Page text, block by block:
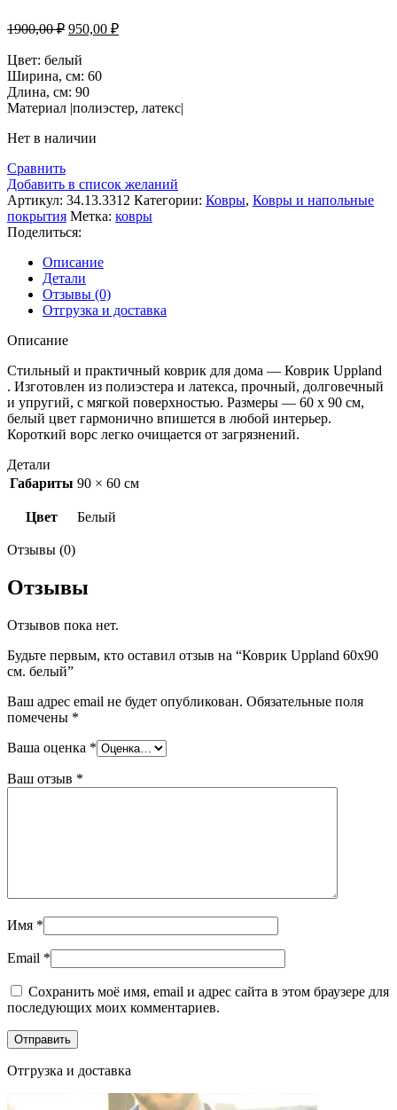
1900,00₽ Первоначальная
составляла
1900,00 ₽.
950,00 ₽Текущая
Цвет: белый
Ширина, см: 60
Длина, см: 90
Материал |полиэстер, латекс|
Нет в наличии
Сравнить
Добавить в список желаний
Артикул: 34.13.3312 Категории: Ковры, Ковры и напольные
покрытия Метка: ковры
Поделиться:
Описание
Детали
Отзывы (0)
Отгрузка и доставка
Описание
Стильный и практичный коврик для дома — Коврик Uppland
. Изготовлен из полиэстера и латекса, прочный, долговечный
и упругий, с мягкой поверхностью. Размеры — 60 х 90 см,
белый цвет гармонично впишется в любой интерьер.
Короткий ворс легко очищается от загрязнений.
Детали
Габариты 90 × 60 см
Цвет Белый
Отзывы (0)
Отзывы
Отзывов пока нет.
Будьте первым, кто оставил отзыв на “Коврик Uppland 60х90
см. белый”
Ваш адрес email не будет опубликован. Обязательные поля
помечены *
Ваша оценка *
Ваш отзыв *
Имя *
Email *
Сохранить моё имя, email и адрес сайта в этом браузере для
последующих моих комментариев.
Отгрузка и доставка